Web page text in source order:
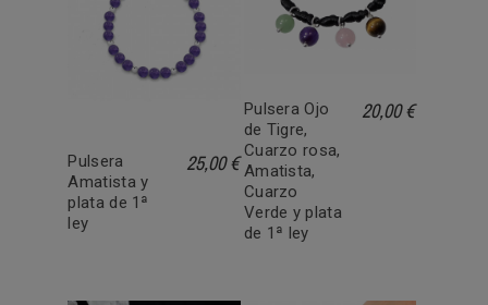
Pulsera
Amatista y
plata de 1ª
ley
25,00 €
Pulsera Ojo
de Tigre,
Cuarzo rosa,
Amatista,
Cuarzo
Verde y plata
de 1ª ley
20,00 €